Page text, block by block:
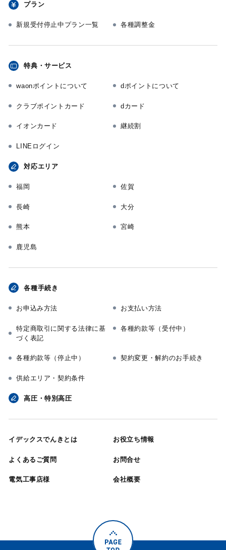
プラン
新規受付停止中プラン一覧 各種調整金
特典・サービス
waonポイントについて dポイントについて
クラブポイントカード dカード
イオンカード 継続割
LINEログイン
対応エリア
福岡 佐賀
長崎 大分
熊本 宮崎
鹿児島
各種手続き
お申込み方法 お支払い方法
特定商取引に関する法律に基
づく表記
各種約款等（受付中）
各種約款等（停止中） 契約変更・解約のお手続き
供給エリア・契約条件
高圧・特別高圧
イデックスでんきとは お役立ち情報
よくあるご質問 お問合せ
電気工事店様 会社概要